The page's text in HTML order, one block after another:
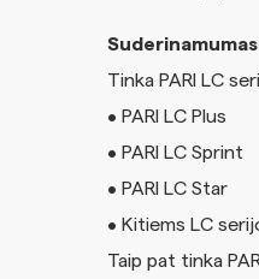
Tinka PARI LC
• PARI LC Plus
• PARI LC Sprint
• PARI LC Star
• Kitiems LC
Taip pat tinka